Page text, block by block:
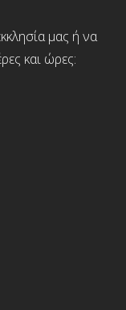
μας ή να
και ώρες: